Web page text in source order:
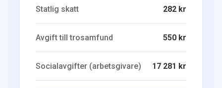
Statlig skatt 282 kr
Avgift till trosamfund 550 kr
Socialavgifter (arbetsgivare) 17 281 kr